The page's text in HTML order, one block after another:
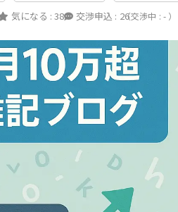
気になる : 38 交渉申込 : 26
（交渉中 : - ）